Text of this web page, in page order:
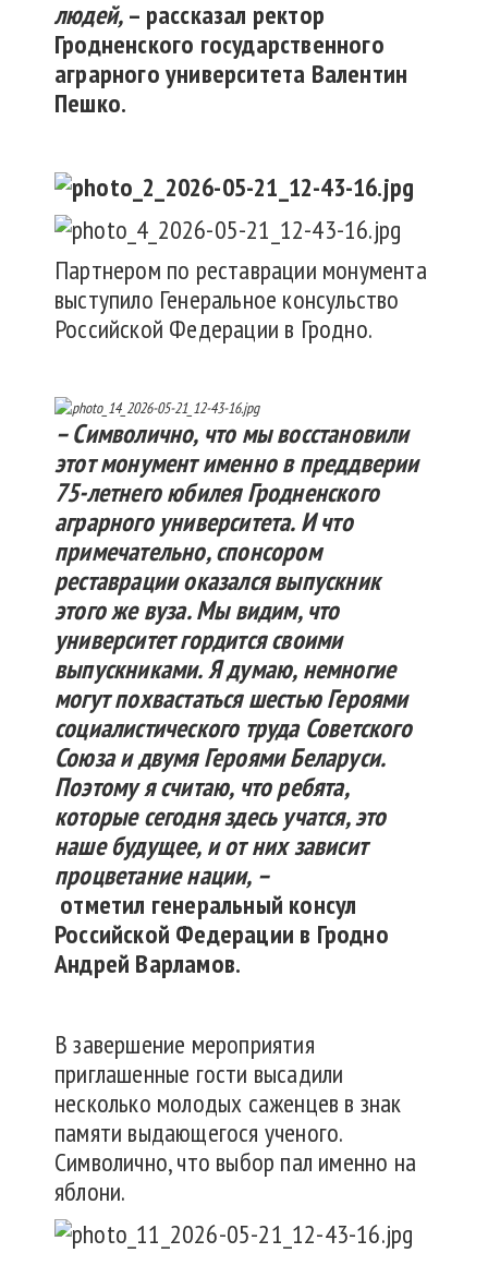
людей,– рассказал ректор
Гродненского государственного
аграрного университета Валентин
Пешко.
Партнером по реставрации монумента
выступило Генеральное консульство
Российской Федерации в Гродно.
– Символично, что мы восстановили
этот монумент именно в преддверии
75-летнего юбилея Гродненского
аграрного университета. И что
примечательно, спонсором
реставрации оказался выпускник
этого же вуза. Мы видим, что
университет гордится своими
выпускниками. Я думаю, немногие
могут похвастаться шестью Героями
социалистического труда Советского
Союза и двумя Героями Беларуси.
Поэтому я считаю, что ребята,
которые сегодня здесь учатся, это
наше будущее, и от них зависит
процветание нации, –
отметил генеральный консул
Российской Федерации в Гродно
Андрей Варламов.
В завершение мероприятия
приглашенные гости высадили
несколько молодых саженцев в знак
памяти выдающегося ученого.
Символично, что выбор пал именно на
яблони.